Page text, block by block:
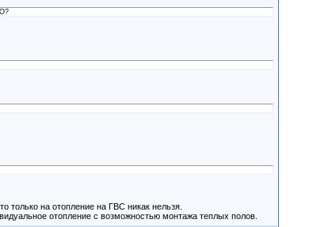
только на отопление на ГВС никак нельзя.
отопление с возможностью монтажа теплых полов.